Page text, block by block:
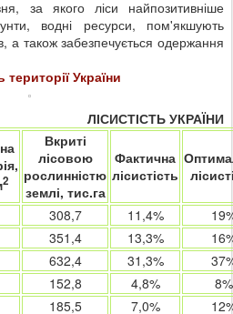
за якого ліси найпозитивніше
водні ресурси, пом'якшують
а також забезпечується одержання
території України
ЛІСИСТІСТЬ УКРАЇНИ
2
Вкриті
лісовою
рослинністю
землі, тис.га
Фактична
лісистість
308,7 11,4%
351,4 13,3%
632,4 31,3%
152,8 4,8%
8%
185,5 7,0%